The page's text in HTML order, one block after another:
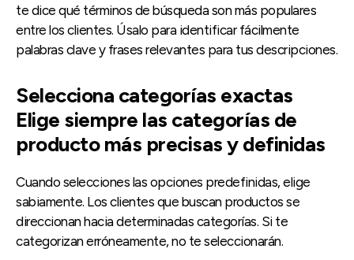
te dice qué términos de búsqueda son más populares
entre los clientes. Úsalo para identificar fácilmente
palabras clave y frases relevantes para tus descripciones.
Selecciona categorías exactas
Elige siempre las categorías de
producto más precisas y definidas
Cuando selecciones las opciones predefinidas, elige
sabiamente. Los clientes que buscan productos se
direccionan hacia determinadas categorías. Si te
categorizan erróneamente, no te seleccionarán.